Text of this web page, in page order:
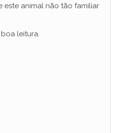
este animal não tão familiar
leitura.